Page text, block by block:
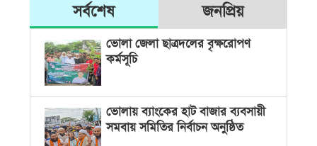
সর্বশেষ জনপ্রিয়
ভোলা জেলা ছাত্রদলের বৃক্ষরোপণ
কর্মসূচি
ভোলায় ব্যাংকের হাট বাজার ব্যবসায়ী
সমবায় সমিতির নির্বাচন অনুষ্ঠিত